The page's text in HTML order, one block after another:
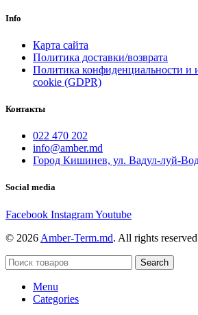
Info
Карта сайта
Политика доставки/возврата
Политика конфиденциальности и
cookie (GDPR)
Контакты
022 470 202
info@amber.md
Город Кишинев, ул. Вадул-луй-
Social media
Facebook InstagramYoutube
© 2026 Amber-Term.md. All rights reserved
Search
Menu
Categories